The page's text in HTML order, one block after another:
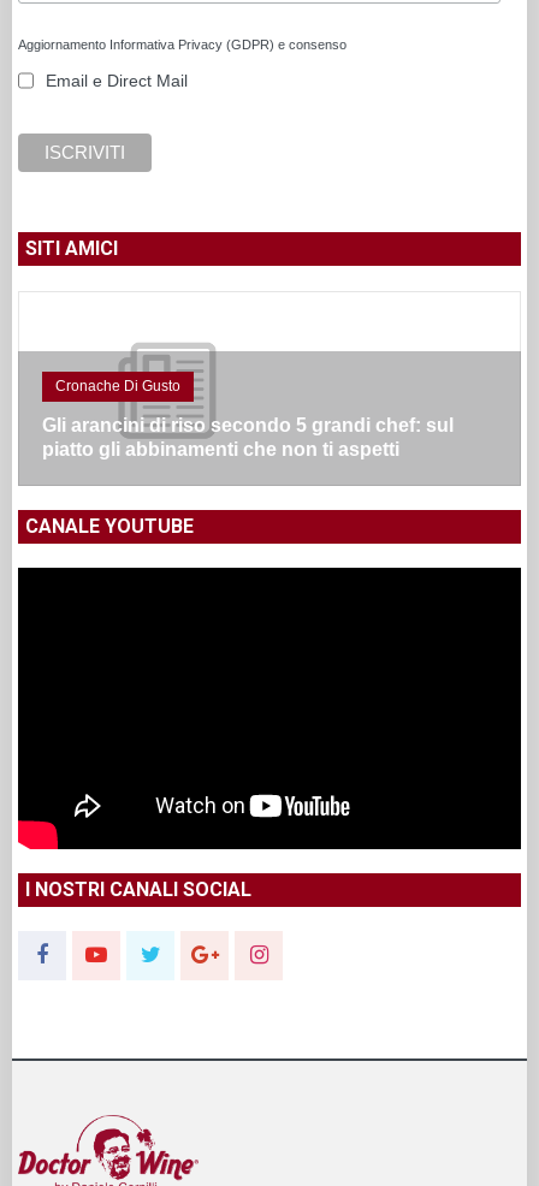
Aggiornamento Informativa Privacy (GDPR) e consenso
Email e Direct Mail
SITI AMICI
Cronache Di Gusto
Gli arancini di riso secondo 5 grandi chef: sul
piatto gli abbinamenti che non ti aspetti
CANALE YOUTUBE
I NOSTRI CANALI SOCIAL